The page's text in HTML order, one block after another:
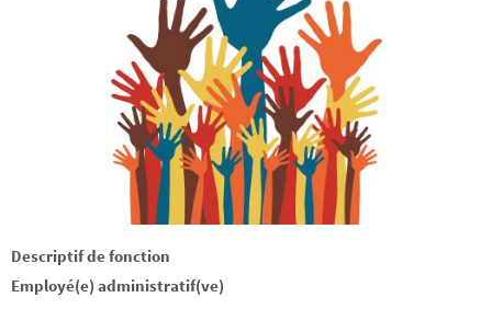
Descriptif de fonction
Employé(e) administratif(ve)